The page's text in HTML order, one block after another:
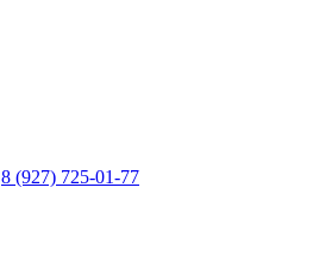
8 (927) 725-01-77